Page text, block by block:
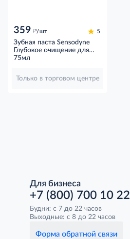
359 д/шт 5
Зубная паста Sensodyne
Глубокое очищение для
чувствительных зубов с
75мл
Только в торговом центре
Для бизнеса
+7 (800) 700 10 22
Будни: с 7 до 22 часов
Выходные: с 8 до 22 часов
Форма обратной связи